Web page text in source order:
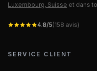
Luxembourg, Suisse et dans
4.8/5(158 avis)
SERVICE CLIENT